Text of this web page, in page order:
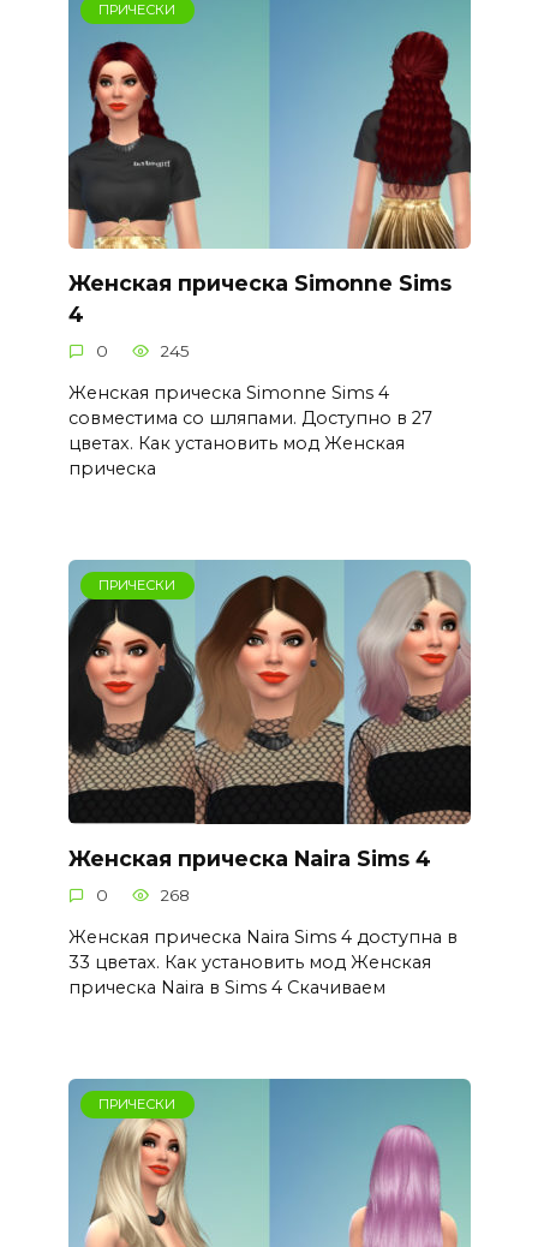
ПРИЧЕСКИ
Женская прическа Simonne Sims
4
0 245
Женская прическа Simonne Sims 4
совместима со шляпами. Доступно в 27
цветах. Как установить мод Женская
прическа
ПРИЧЕСКИ
Женская прическа Naira Sims 4
0 268
Женская прическа Naira Sims 4 доступна в
33 цветах. Как установить мод Женская
прическа Naira в Sims 4 Скачиваем
ПРИЧЕСКИ